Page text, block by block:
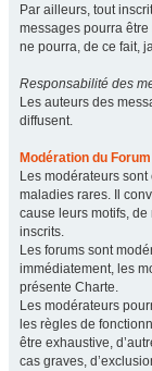
Par ailleurs, tout
messages pourra
ne pourra, de ce fait,
Responsabilité des
Les auteurs des
diffusent.
Modération du Forum
Les modérateurs
maladies rares. Il
cause leurs motifs,
inscrits.
Les forums sont
immédiatement, les
présente Charte.
Les modérateurs
les règles de
être exhaustive,
cas graves,